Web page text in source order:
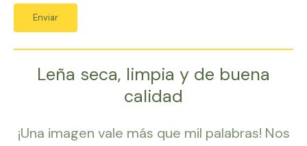
Leña seca, limpia y de buena
calidad
¡Una imagen vale más que mil palabras! Nos